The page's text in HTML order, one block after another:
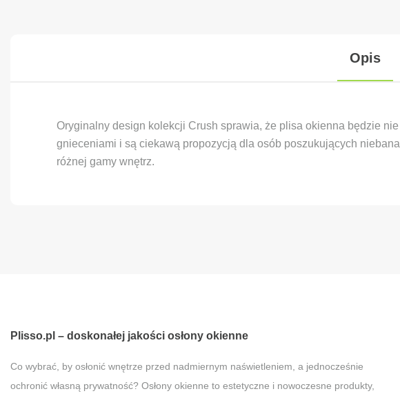
Opis
Oryginalny design kolekcji Crush sprawia, że plisa okienna będzie
gnieceniami i są ciekawą propozycją dla osób poszukujących
różnej gamy wnętrz.
Plisso.pl – doskonałej jakości osłony okienne
Co wybrać, by osłonić wnętrze przed nadmiernym naświetleniem, a jednocześnie
ochronić własną prywatność? Osłony okienne to estetyczne i nowoczesne produkty,